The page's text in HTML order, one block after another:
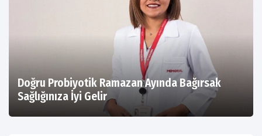
Doğru Probiyotik Ramazan Ayında Bağırsak
Sağlığınıza İyi Gelir